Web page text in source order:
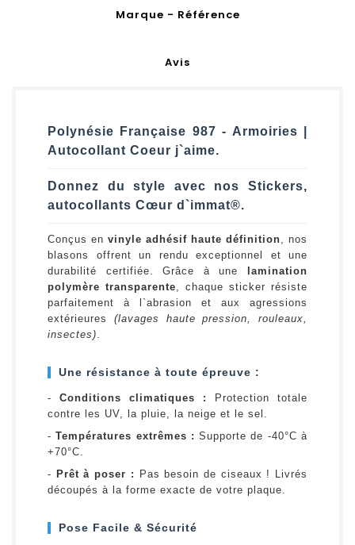
Marque - Référence
Avis
Polynésie Française 987 - Armoiries |
Autocollant Coeur j`aime.
Donnez du style avec nos Stickers,
autocollants Cœur d`immat®.
Conçus en vinyle adhésif haute définition , nos
blasons offrent un rendu exceptionnel et une
durabilité certifiée. Grâce à une
lamination
polymère transparente , chaque sticker résiste
parfaitement à l`abrasion et aux agressions
extérieures (lavages haute pression, rouleaux,
insectes)
Une résistance à toute épreuve :
- Conditions climatiques :
Protection totale
contre les UV, la pluie, la neige et le sel.
-Températures extrêmes : Supporte de -40°C à
+70°C.
- Prêt à poser :
Pas besoin de ciseaux ! Livrés
découpés à la forme exacte de votre plaque.
Pose Facile & Sécurité